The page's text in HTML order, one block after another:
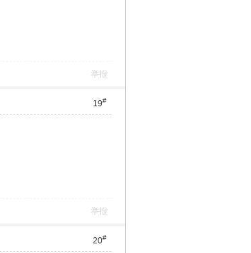
举报
19#
举报
20#